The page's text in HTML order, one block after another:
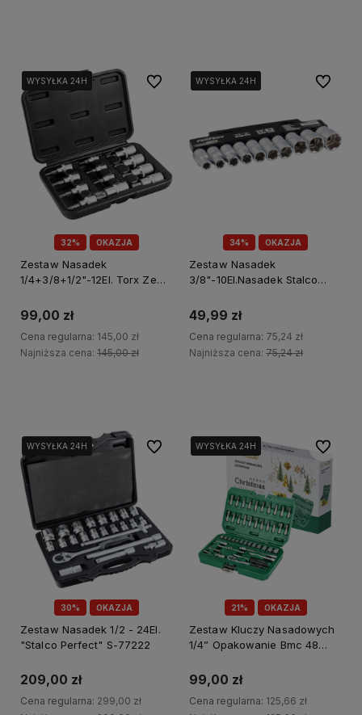
32% OKAZJA
WYSYŁKA 24H
WYSYŁKA 24H
WYSYŁKA 24H
Zestaw Nasadek
1/4+3/8+1/2"-12El. Torx Zew.
99,00 zł
Cena regularna: 145,00 zł
Najniższa cena: 145,00 zł
Do ulubionych
34% OKAZJA
WYSYŁKA 24H
WYSYŁKA 24H
WYSYŁKA 24H
Zestaw Nasadek
3/8"-10El.Nasadek Stalco
49,99 zł
Cena regularna: 75,24 zł
Najniższa cena: 75,24 zł
Do
30% OKAZJA
WYSYŁKA 24H
WYSYŁKA 24H
Zestaw Nasadek 1/2 - 24El.
"Stalco Perfect" S-77222
209,00 zł
Cena regularna: 299,00 zł
Do ulubionych
21% OKAZJA
WYSYŁKA 24H
WYSYŁKA 24H
Zestaw Kluczy Nasadowych
1/4” Opakowanie Bmc 48
S011100048
99,00 zł
Cena regularna: 125,66 zł
Do